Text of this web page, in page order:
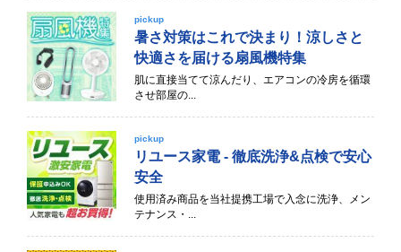
pickup
暑さ対策はこれで決まり！涼しさと
快適さを届ける扇風機特集
肌に直接当てて涼んだり、エアコンの冷房を循環
させ部屋の...
pickup
リユース家電 - 徹底洗浄&点検で安心
安全
使用済み商品を当社提携工場で入念に洗浄、メン
テナンス・...